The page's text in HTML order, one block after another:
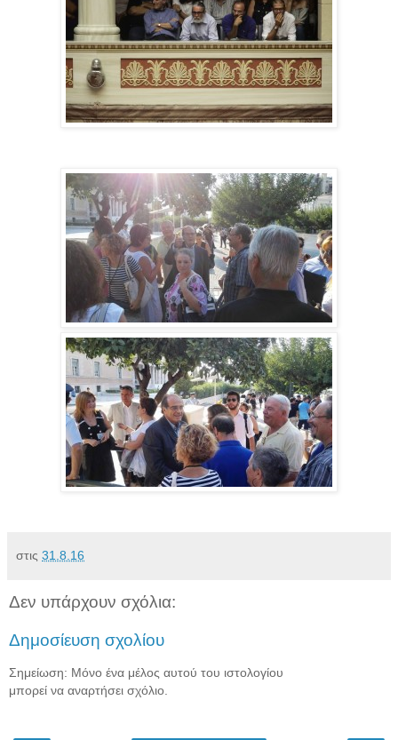
στις 31.8.16
Δεν υπάρχουν σχόλια:
Δημοσίευση σχολίου
Σημείωση: Μόνο ένα μέλος αυτού του ιστολογίου
μπορεί να αναρτήσει σχόλιο.